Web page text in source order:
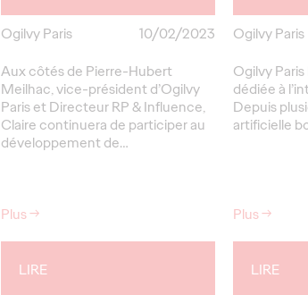
Ogilvy Paris
10/02/2023
Aux côtés de Pierre-Hubert
Meilhac, vice-président d’Ogilvy
Paris et Directeur RP & Influence,
Claire continuera de participer au
développement de…
Plus→
Ogilvy Paris
Ogilvy
dédiée à
Depuis
artificielle
Plus→
LIRE LIRE